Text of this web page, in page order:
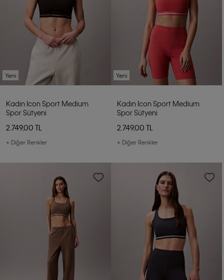
Yeni
Kadın Icon Sport Medium
Spor Sütyeni
2.749,00 TL
+ Diğer Renkler
Yeni
Kadın Icon Sport Medium
Spor Sütyeni
2.749,00 TL
+ Diğer Renkler